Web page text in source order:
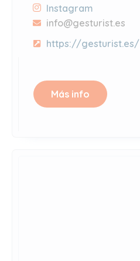
Instagram
info@gesturist.es
https://gesturist.es/
Más info